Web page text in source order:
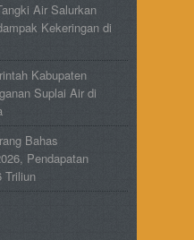
Air Salurkan
Kekeringan di
Kabupaten
Suplai Air di
Bahas
Pendapatan
Triliun